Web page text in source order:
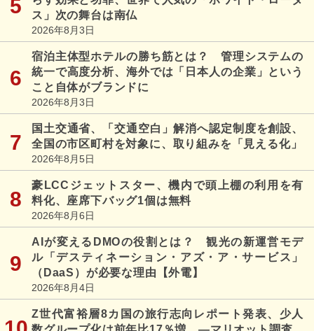
ス」次の舞台は南仏
2026年8月3日
宿泊主体型ホテルの勝ち筋とは？ 管理システムの
統一で高度分析、海外では「日本人の企業」という
こと自体がブランドに
2026年8月3日
国土交通省、「交通空白」解消へ認定制度を創設、
全国の市区町村を対象に、取り組みを「見える化」
2026年8月5日
豪LCCジェットスター、機内で頭上棚の利用を有
料化、座席下バッグ1個は無料
2026年8月6日
AIが変えるDMOの役割とは？ 観光の新運営モデ
ル「デスティネーション・アズ・ア・サービス」
（DaaS）が必要な理由【外電】
2026年8月4日
Z世代富裕層8カ国の旅行志向レポート発表、少人